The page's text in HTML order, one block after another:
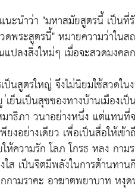
นะนำว่า "มหาสมัยสูตรนี้ เป็นที่
ดพระสูตรนี้" หมายความว่าใน
แปลงสิ่งใหม่ๆ เมื่อจะสวดมงค
ป็นสูตรใหญ่ จึงไม่นิยมใช้สวด
เย็นเป็นสุขของทางบ้านเมือง
าธิภา วนาอย่างหนึ่ง แต่แทนที่
งอย่างเดียว เพื่อเป็นสื่อให้เข้
ห้ความรัก โลภ โกรธ หลง กา
ส เป็นจิตมีพลังในการต้านทา
กามราคะ อาฆาตพยาบาท หงุ